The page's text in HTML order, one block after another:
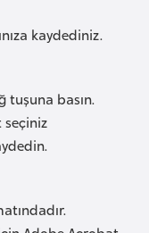
kaydediniz.
tuşuna basın.
seçiniz